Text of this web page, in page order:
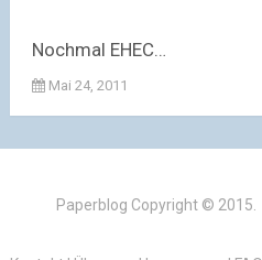
Nochmal EHEC…
Mai 24, 2011
Paperblog Copyright © 2015.